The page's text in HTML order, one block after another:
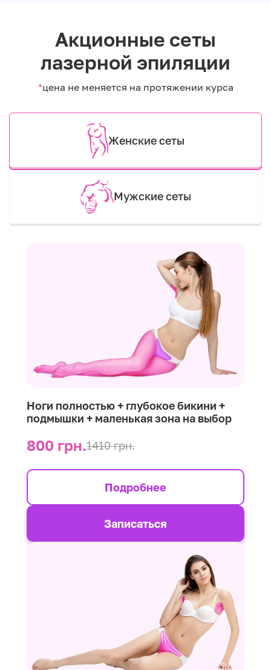
Акционные сеты
лазерной эпиляции
*цена не меняется на протяжении курса
Женские сеты
Мужские сеты
Ноги полностью + глубокое бикини +
подмышки + маленькая зона на выбор
800 грн.1410 грн.
Подробнее
Записаться